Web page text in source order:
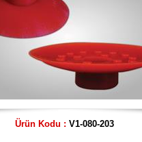
Ürün Kodu : V1-080-203